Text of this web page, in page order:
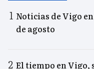
Noticias de Vigo
de agosto
El tiempo en Vigo,